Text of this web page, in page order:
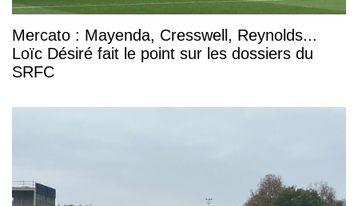
Mercato : Mayenda, Cresswell, Reynolds...
Loïc Désiré fait le point sur les dossiers du
SRFC